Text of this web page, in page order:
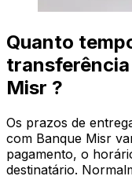
Quanto
Misr ?
Os prazos de
com Banque Misr
pagamento, o
destinatário.